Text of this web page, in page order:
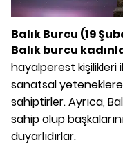
Balık Burcu (19
Balık burcu
hayalperest kişilikleri
sanatsal
sahiptirler. Ayrıca,
sahip olup
duyarlıdırlar.